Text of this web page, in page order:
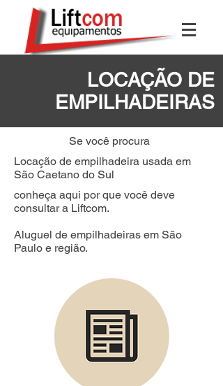
LOCAÇÃO DE
EMPILHADEIRAS
Se você procura
Locação de empilhadeira usada em
São Caetano do Sul
conheça aqui por que você deve
consultar a Liftcom.
Aluguel de empilhadeiras em São
Paulo e região.